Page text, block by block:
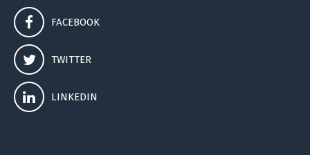
FACEBOOK
TWITTER
LINKEDIN